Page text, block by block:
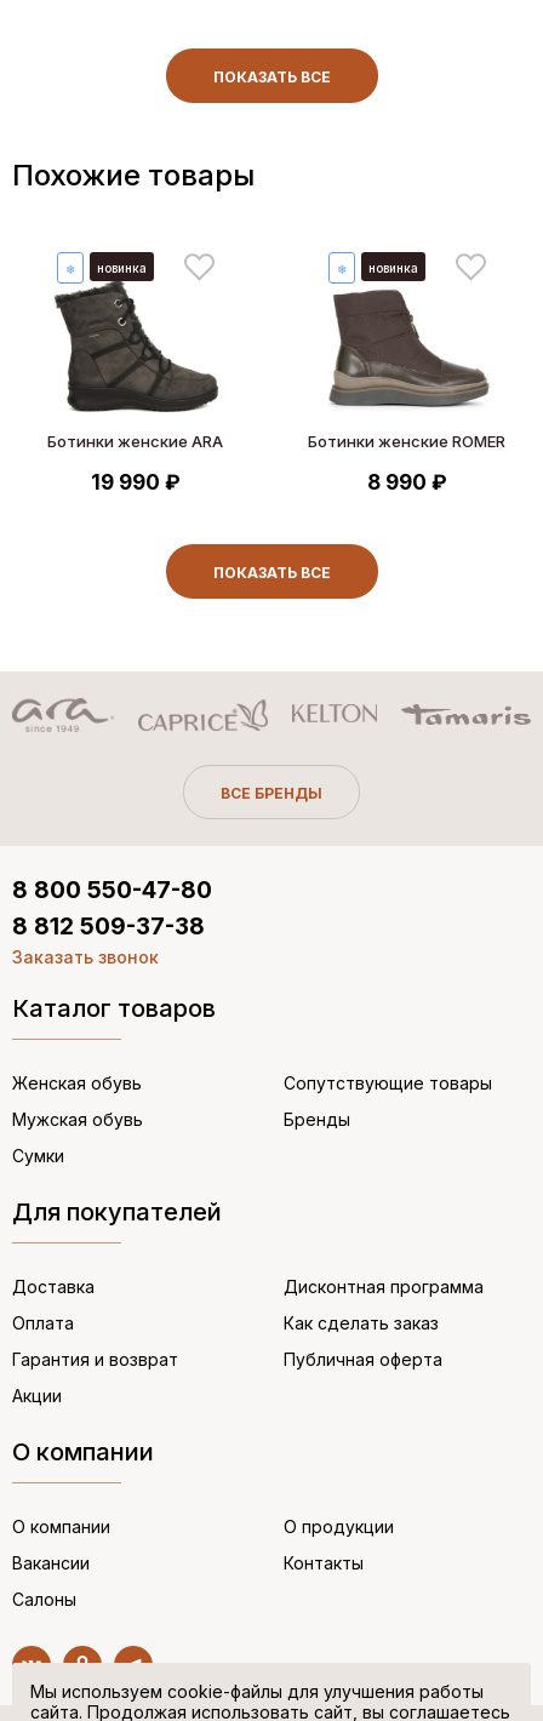
ПОКАЗАТЬ ВСЕ
Похожие товары
❄ новинка
Ботинки женские ARA
19 990 ₽
❄ новинка
Ботинки женские ROMER
8 990 ₽
ПОКАЗАТЬ ВСЕ
ВСЕ БРЕНДЫ
Каталог товаров
Женская обувь
Мужская обувь
Сумки
Сопутствующие товары
Бренды
Для покупателей
Доставка
Оплата
Гарантия и возврат
Акции
Дисконтная программа
Как сделать заказ
Публичная оферта
О компании
О компании
Вакансии
Салоны
О продукции
Контакты
8 800 550-47-80
8 812 509-37-38
Заказать звонок
Мы используем cookie-файлы для улучшения работы
сайта. Продолжая использовать сайт, вы соглашаетесь